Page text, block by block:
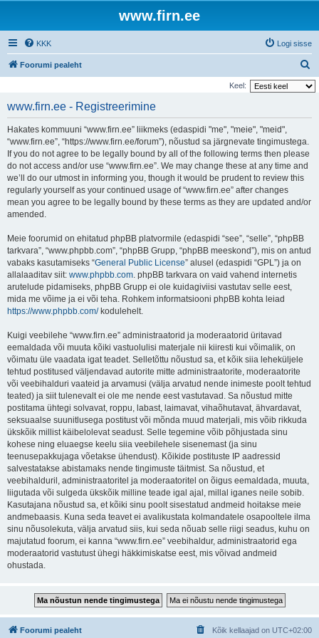
www.firn.ee
KKK Logi sisse
Foorumi pealeht
t
Keel:
www.firn.ee - Registreerimine
Hakates kommuuni “www.firn.ee” liikmeks (edaspidi "me", "meie", "meid",
“www.firn.ee”, “https://www.firn.ee/forum”), nõustud sa järgnevate tingimustega.
If you do not agree to be legally bound by all of the following terms then please
do not access and/or use “www.firn.ee”. We may change these at any time and
we’ll do our utmost in informing you, though it would be prudent to review this
regularly yourself as your continued usage of “www.firn.ee” after changes
mean you agree to be legally bound by these terms as they are updated and/or
amended.
Meie foorumid on ehitatud phpBB platvormile (edaspidi “see”, “selle”, “phpBB
tarkvara”, “www.phpbb.com”, “phpBB Grupp, “phpBB meeskond”), mis on antud
vabaks kasutamiseks “General Public License” alusel (edaspidi “GPL”) ja on
allalaaditav siit: www.phpbb.com. phpBB tarkvara on vaid vahend internetis
arutelude pidamiseks, phpBB Grupp ei ole kuidagiviisi vastutav selle eest,
mida me võime ja ei või teha. Rohkem informatsiooni phpBB kohta leiad
https://www.phpbb.com/kodulehelt.
Kuigi veebilehe “www.firn.ee” administraatorid ja moderaatorid üritavad
eemaldada või muuta kõiki vastuolulisi materjale nii kiiresti kui võimalik, on
võimatu üle vaadata igat teadet. Selletõttu nõustud sa, et kõik siia leheküljele
tehtud postitused väljendavad autorite mitte administraatorite, moderaatorite
või veebihalduri vaateid ja arvamusi (välja arvatud nende inimeste poolt tehtud
teated) ja siit tulenevalt ei ole me nende eest vastutavad. Sa nõustud mitte
postitama ühtegi solvavat, roppu, labast, laimavat, vihaõhutavat, ähvardavat,
seksuaalse suunitlusega postitust või mõnda muud materjali, mis võib rikkuda
ükskõik millist käibelolevat seadust. Selle tegemine võib põhjustada sinu
kohese ning eluaegse keelu siia veebilehele sisenemast (ja sinu
teenusepakkujaga võetakse ühendust). Kõikide postituste IP aadressid
salvestatakse abistamaks nende tingimuste täitmist. Sa nõustud, et
veebihalduril, administraatoritel ja moderaatoritel on õigus eemaldada, muuta,
liigutada või sulgeda ükskõik milline teade igal ajal, millal iganes neile sobib.
Kasutajana nõustud sa, et kõiki sinu poolt sisestatud andmeid hoitakse meie
andmebaasis. Kuna seda teavet ei avalikustata kolmandatele osapooltele ilma
sinu nõusolekuta, välja arvatud siis, kui seda nõuab selle riigi seadus, kuhu on
majutatud foorum, ei kanna “www.firn.ee” veebihaldur, administraatorid ega
moderaatorid vastutust ühegi häkkimiskatse eest, mis võivad andmeid
ohustada.
Foorumi pealeht Kõik kellaajad on UTC+02:00